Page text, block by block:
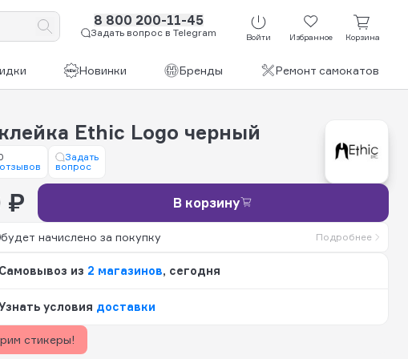
8 800 200-11-45
Задать вопрос в Telegram Войти Избранное Корзина
Новинки Бренды Ремонт самокатов
Ethic Logo черный
Задать
вопрос
₽ В корзину
будет начислено за покупку Подробнее
Самовывоз из 2 магазинов, сегодня
условия доставки
стикеры!